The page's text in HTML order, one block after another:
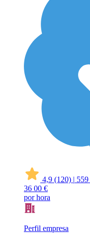
4,9 (120) |
36 00 €
por hora
Perfil empresa